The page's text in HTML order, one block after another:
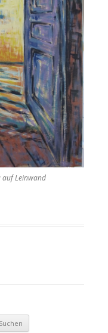
auf Leinwand